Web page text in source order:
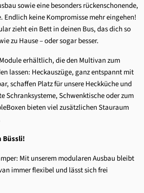
sowie eine besonders rückenschonende,
Endlich keine Kompromisse mehr eingehen!
zieht ein Bett in deinen Bus, das dich so
zu Hause – oder sogar besser.
erhältlich, die den Multivan zum
lassen: Heckauszüge, ganz entspannt mit
schaffen Platz für unsere Heckküche und
Schranksysteme, Schwenktische oder zum
bieten viel zusätzlichen Stauraum
Büssli!
Mit unserem modularen Ausbau bleibt
immer flexibel und lässt sich frei